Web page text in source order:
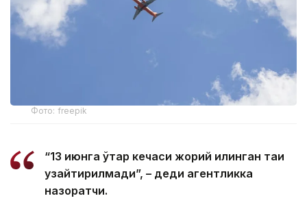
Фото: freepik
“13 июнга ўтар кечаси жорий қилинган тақиқ
узайтирилмади”, – деди агентликка
назоратчи.